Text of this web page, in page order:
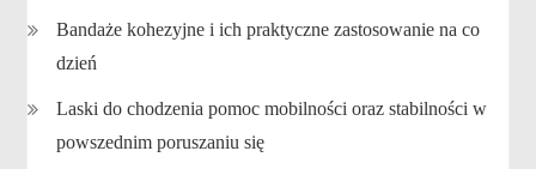
Bandaże kohezyjne i ich praktyczne zastosowanie na co
dzień
Laski do chodzenia pomoc mobilności oraz stabilności w
powszednim poruszaniu się